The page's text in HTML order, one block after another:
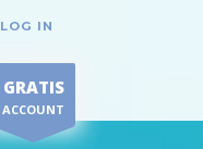
LOG IN
GRATIS
ACCOUNT